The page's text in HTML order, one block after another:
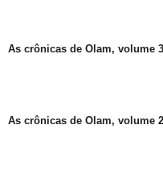
As crônicas de Olam, volume
As crônicas de Olam, volume